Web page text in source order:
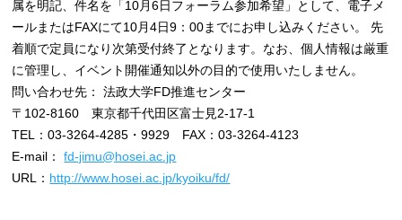
属を明記、件名を「10月6日フォーラム参加希望」として、電子メ
ールまたはFAXにて10月4日9：00までにお申し込みください。 先
着順で定員になり次第受付終了となります。なお、個人情報は厳重
に管理し、イベント開催通知以外の目的で使用いたしません。
問い合わせ先： 法政大学FD推進センター
〒102-8160 東京都千代田区富士見2-17-1
TEL：03-3264-4285・9929 FAX：03-3264-4123
E-mail：fd-jimu@hosei.ac.jp
URL： http://www.hosei.ac.jp/kyoiku/fd/